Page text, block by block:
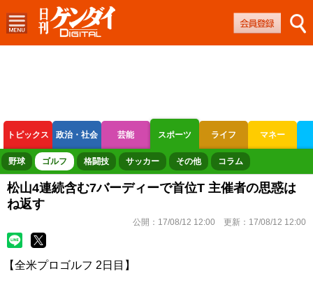
トピックス 政治・社会 芸能 スポーツ ライフ マネー
ボートレース 競輪 オートレース
野球 ゴルフ 格闘技 サッカー その他 コラム
松山4連続含む7バーディーで首位T 主催者の思惑は
ね返す
公開： 17/08/12 12:00 更新： 17/08/12 12:00
【全米プロゴルフ 2日目】